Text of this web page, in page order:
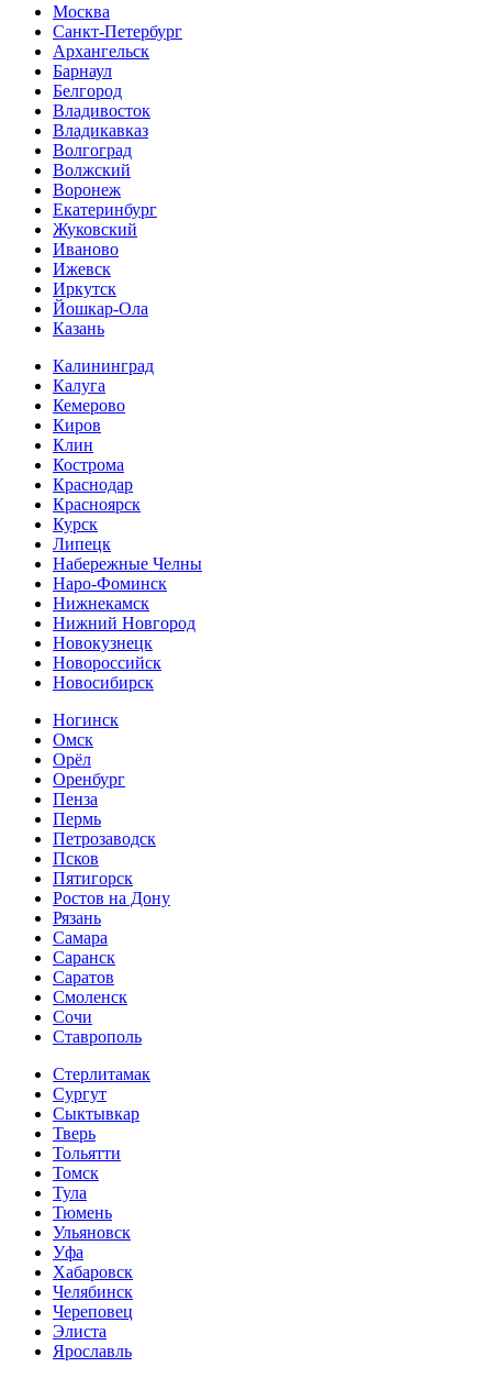
Москва
Санкт-Петербург
Архангельск
Барнаул
Белгород
Владивосток
Владикавказ
Волгоград
Волжский
Воронеж
Екатеринбург
Жуковский
Иваново
Ижевск
Иркутск
Йошкар-Ола
Казань
Калининград
Калуга
Кемерово
Киров
Клин
Кострома
Краснодар
Красноярск
Курск
Липецк
Набережные Челны
Наро-Фоминск
Нижнекамск
Нижний Новгород
Новокузнецк
Новороссийск
Новосибирск
Ногинск
Омск
Орёл
Оренбург
Пенза
Пермь
Петрозаводск
Псков
Пятигорск
Ростов на Дону
Рязань
Самара
Саранск
Саратов
Смоленск
Сочи
Ставрополь
Стерлитамак
Сургут
Сыктывкар
Тверь
Тольятти
Томск
Тула
Тюмень
Ульяновск
Уфа
Хабаровск
Челябинск
Череповец
Элиста
Ярославль